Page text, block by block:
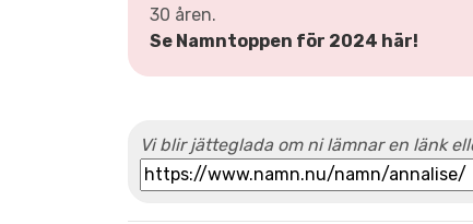
30 åren.
Se Namntoppen för 2024 här!
Vi blir jätteglada om ni lämnar en länk